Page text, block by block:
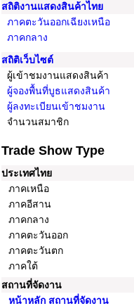
สถิติงานแสดงสินค้าไทย
ภาคตะวันออกเฉียงเหนือ
ภาคกลาง
สถิติเว็บไซต์
ผู้เข้าชมงานแสดงสินค้า
ผู้จองพื้นที่บูธแสดงสินค้า
ผู้ลงทะเบียนเข้าชมงาน
จำนวนสมาชิก
Trade Show Type
ประเทศไทย
ภาคเหนือ
ภาคอีสาน
ภาคกลาง
ภาคตะวันออก
ภาคตะวันตก
ภาคใต้
สถานที่จัดงาน
หน้าหลัก สถานที่จัดงาน